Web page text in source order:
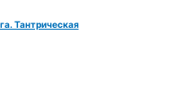
Тантрическая